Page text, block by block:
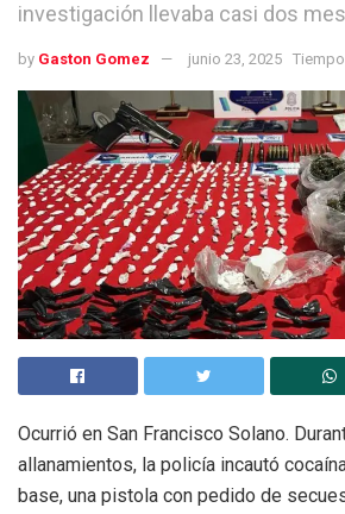
investigación llevaba casi dos
by Gaston Gomez junio 23, 2025
Ocurrió en San Francisco Solano.
allanamientos, la policía incautó
base, una pistola con pedido de